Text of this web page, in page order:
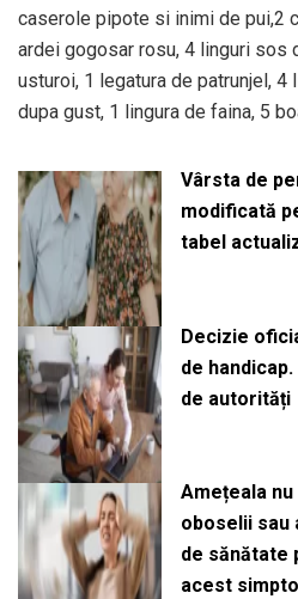
caserole pipote si inimi de pui,2
ardei gogosar rosu, 4 linguri sos
usturoi, 1 legatura de patrunjel,
dupa gust, 1 lingura de faina, 5
Vârsta de
modificată
tabel
Decizie
de
de autorități
Amețeala
oboselii sau
de sănătate
acest